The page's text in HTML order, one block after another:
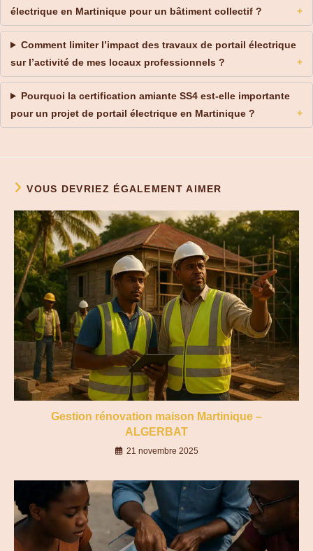
électrique en Martinique pour un bâtiment collectif ?
Comment limiter l’impact des travaux de portail électrique
sur l’activité de mes locaux professionnels ?
Pourquoi la certification amiante SS4 est-elle importante
pour un projet de portail électrique en Martinique ?
VOUS DEVRIEZ ÉGALEMENT AIMER
Gestion rénovation maison Martinique –
ALGERBAT
21 novembre 2025